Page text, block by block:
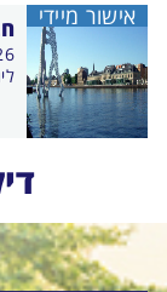
בין
אישור מיידי